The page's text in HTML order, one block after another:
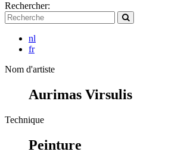
Rechercher:
nl
fr
Nom d'artiste
Aurimas Virsulis
Technique
Peinture